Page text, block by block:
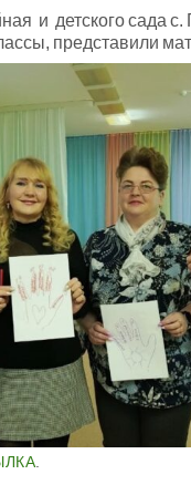
и детского сада
представили
.